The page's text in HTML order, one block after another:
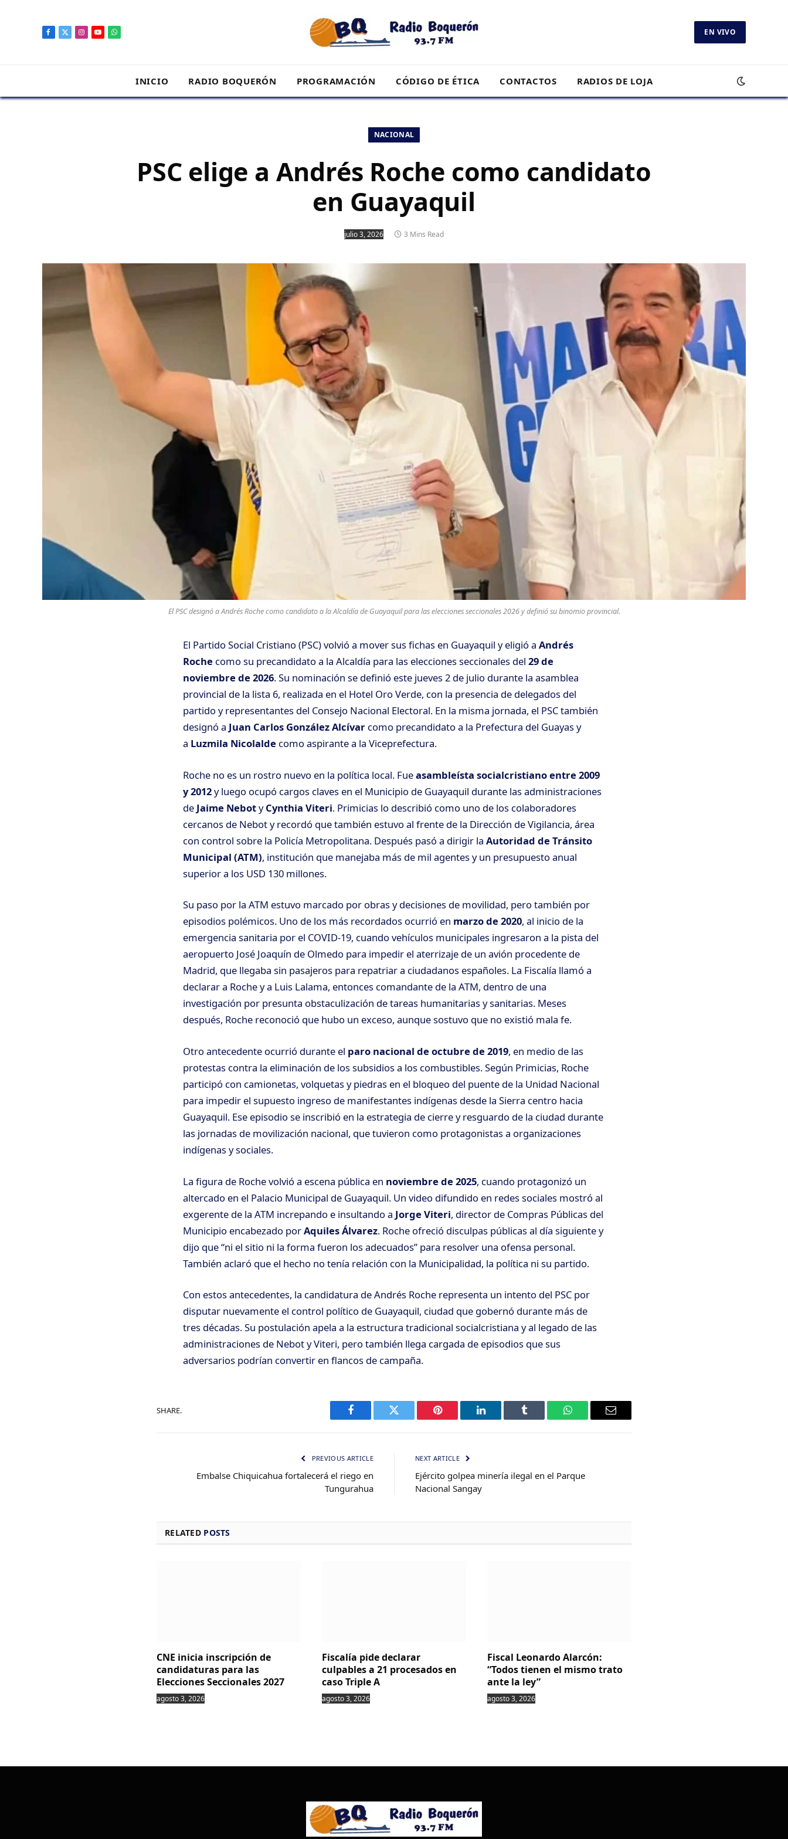
Facebook
X
Instagram
YouTubeWhatsApp EN VIVO
INICIO RADIO BOQUERÓN PROGRAMACIÓN CÓDIGO DE ÉTICA CONTACTOS RADIOS DE LOJA
NACIONAL
PSC elige a Andrés Roche como candidato
en Guayaquil
julio 3, 2026 3 Mins Read
El PSC designó a Andrés Roche como candidato a la Alcaldía de Guayaquil para las elecciones seccionales 2026 y definió su binomio provincial.
El Partido Social Cristiano (PSC) volvió a mover sus fichas en Guayaquil y eligió a Andrés
Roche como su precandidato a la Alcaldía para las elecciones seccionales del 29 de
noviembre de 2026. Su nominación se definió este jueves 2 de julio durante la asamblea
provincial de la lista 6, realizada en el Hotel Oro Verde, con la presencia de delegados del
partido y representantes del Consejo Nacional Electoral. En la misma jornada, el PSC también
designó a Juan Carlos González Alcívar como precandidato a la Prefectura del Guayas y
a Luzmila Nicolalde como aspirante a la Viceprefectura.
Roche no es un rostro nuevo en la política local. Fueasambleísta socialcristiano entre 2009
y 2012y luego ocupó cargos claves en el Municipio de Guayaquil durante las administraciones
de Jaime NebotyCynthia Viteri. Primicias lo describió como uno de los colaboradores
cercanos de Nebot y recordó que también estuvo al frente de la Dirección de Vigilancia, área
con control sobre la Policía Metropolitana. Después pasó a dirigir la Autoridad de Tránsito
Municipal (ATM), institución que manejaba más de mil agentes y un presupuesto anual
superior a los USD 130 millones.
Su paso por la ATM estuvo marcado por obras y decisiones de movilidad, pero también por
episodios polémicos. Uno de los más recordados ocurrió en marzo de 2020, al inicio de la
emergencia sanitaria por el COVID-19, cuando vehículos municipales ingresaron a la pista del
aeropuerto José Joaquín de Olmedo para impedir el aterrizaje de un avión procedente de
Madrid, que llegaba sin pasajeros para repatriar a ciudadanos españoles. La Fiscalía llamó a
declarar a Roche y a Luis Lalama, entonces comandante de la ATM, dentro de una
investigación por presunta obstaculización de tareas humanitarias y sanitarias. Meses
después, Roche reconoció que hubo un exceso, aunque sostuvo que no existió mala fe.
Otro antecedente ocurrió durante el paro nacional de octubre de 2019, en medio de las
protestas contra la eliminación de los subsidios a los combustibles. Según Primicias, Roche
participó con camionetas, volquetas y piedras en el bloqueo del puente de la Unidad Nacional
para impedir el supuesto ingreso de manifestantes indígenas desde la Sierra centro hacia
Guayaquil. Ese episodio se inscribió en la estrategia de cierre y resguardo de la ciudad durante
las jornadas de movilización nacional, que tuvieron como protagonistas a organizaciones
indígenas y sociales.
La figura de Roche volvió a escena pública en noviembre de 2025, cuando protagonizó un
altercado en el Palacio Municipal de Guayaquil. Un video difundido en redes sociales mostró al
exgerente de la ATM increpando e insultando a Jorge Viteri, director de Compras Públicas del
Municipio encabezado porAquiles Álvarez. Roche ofreció disculpas públicas al día siguiente y
dijo que “ni el sitio ni la forma fueron los adecuados” para resolver una ofensa personal.
También aclaró que el hecho no tenía relación con la Municipalidad, la política ni su partido.
Con estos antecedentes, la candidatura de Andrés Roche representa un intento del PSC por
disputar nuevamente el control político de Guayaquil, ciudad que gobernó durante más de
tres décadas. Su postulación apela a la estructura tradicional socialcristiana y al legado de las
administraciones de Nebot y Viteri, pero también llega cargada de episodios que sus
adversarios podrían convertir en flancos de campaña.
SHARE.
Facebook Twitter Pinterest LinkedIn Tumblr WhatsAppEmail
PREVIOUS ARTICLE
Embalse Chiquicahua fortalecerá el riego en
Tungurahua
NEXT ARTICLE
Ejército golpea minería ilegal en el Parque
Nacional Sangay
RELATED POSTS
CNE inicia inscripción de
candidaturas para las
Elecciones Seccionales 2027
agosto 3, 2026
Fiscalía pide declarar
culpables a 21 procesados en
caso Triple A
agosto 3, 2026
Fiscal Leonardo Alarcón:
“Todos tienen el mismo trato
ante la ley”
agosto 3, 2026